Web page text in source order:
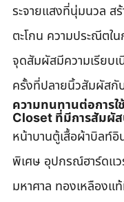
ระจายแสงที่นุ่มนวล ส
ตะโกน ความประณีตใ
จุดสัมผัสมีความเรียบเ
ครั้งที่ปลายนิ้วสัมผัสกั
ความทนทานต่อการ
Closet ที่มีการสัมผั
หน้าบานตู้เสื้อผ้าบิลท์
พิเศษ อุปกรณ์ฮาร์ดแว
มหาศาล ทองเหลืองแ